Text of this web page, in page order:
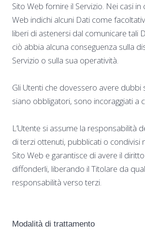
Sito Web fornire il Servizio. Nei casi in
Web indichi alcuni Dati come
liberi di astenersi dal comunicare tali
ciò abbia alcuna conseguenza sulla
Servizio o sulla sua operatività.
Gli Utenti che dovessero avere dubbi
siano obbligatori, sono incoraggiati a
L’Utente si assume la responsabilità
di terzi ottenuti, pubblicati o condivisi
Sito Web e garantisce di avere il
diffonderli, liberando il Titolare da
responsabilità verso terzi.
Modalità di trattamento